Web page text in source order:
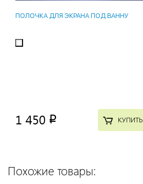
ПОЛОЧКА ДЛЯ ЭКРАНА ПОД ВАННУ
1 450 p КУПИТЬ
Похожие товары: